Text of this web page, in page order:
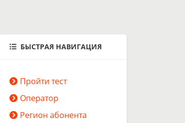
БЫСТРАЯ НАВИГАЦИЯ
Пройти тест
Оператор
Регион абонента